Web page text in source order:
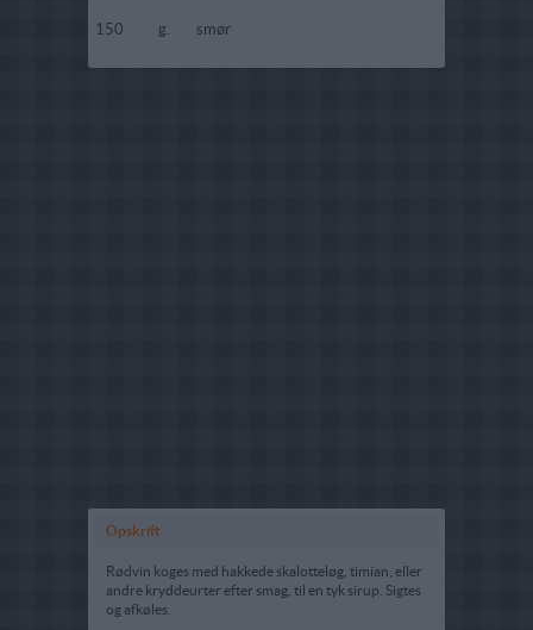
150 g. smør
Opskrift
Rødvin koges med hakkede skalotteløg, timian, eller
andre kryddeurter efter smag, til en tyk sirup. Sigtes
og afkøles.